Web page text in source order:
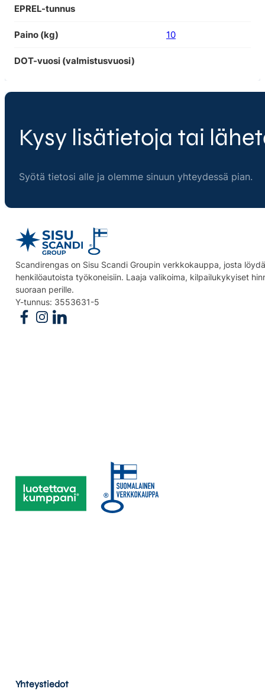
EPREL-tunnus
Paino (kg) 10
DOT-vuosi (valmistusvuosi)
Kysy lisätietoja tai
Syötä tietosi alle ja olemme sinuun yhteydessä pian.
Scandirengas on Sisu Scandi Groupin verkkokauppa, josta
henkilöautoista työkoneisiin. Laaja valikoima, kilpailukykyiset
suoraan perille.
Y-tunnus: 3553631-5
Follow us on Facebook
Follow us on Instagram
Follow us on Linkedin
Yhteystiedot